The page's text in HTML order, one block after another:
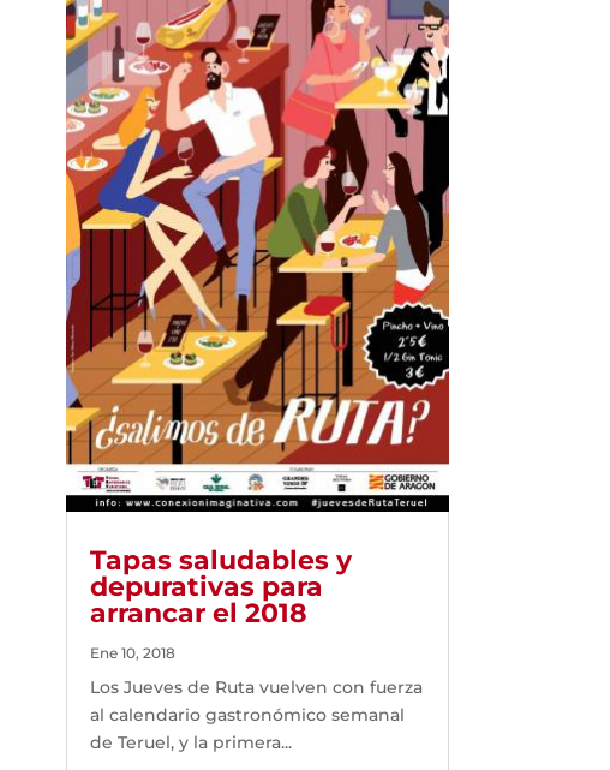
Tapas saludables y
depurativas para
arrancar el 2018
Ene 10, 2018
Los Jueves de Ruta vuelven con fuerza
al calendario gastronómico semanal
de Teruel, y la primera...